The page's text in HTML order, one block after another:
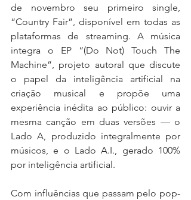
de novembro seu primeiro single,
“Country Fair”, disponível em todas as
plataformas de streaming. A música
integra o EP “(Do Not) Touch The
Machine”, projeto autoral que discute
o papel da inteligência artificial na
criação musical e propõe uma
experiência inédita ao público: ouvir a
mesma canção em duas versões — o
Lado A, produzido integralmente por
músicos, e o Lado A.I., gerado 100%
por inteligência artificial.
Com influências que passam pelo pop-